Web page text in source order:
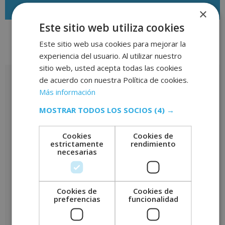
Valoraciones (0)
Valoraciones
CON ESTANCIAS FORMATIVAS GARANTIZADAS –”
*
×
Este sitio web utiliza cookies
Este sitio web usa cookies para mejorar la
experiencia del usuario. Al utilizar nuestro
sitio web, usted acepta todas las cookies
de acuerdo con nuestra Política de cookies.
Más información
MOSTRAR TODOS LOS SOCIOS (4) →
Cookies
estrictamente
necesarias
Cookies de
rendimiento
Cookies de
preferencias
Cookies de
funcionalidad